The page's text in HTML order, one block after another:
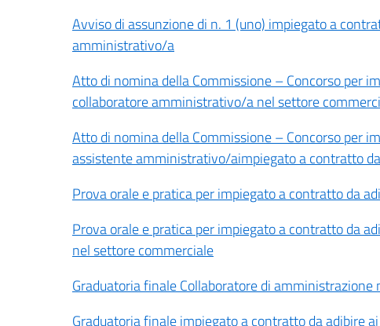
Avviso di assunzione di n. 1 (uno) impiegato a
amministrativo/a
Atto di nomina della Commissione – Concorso per
collaboratore amministrativo/a nel settore
Atto di nomina della Commissione – Concorso per
assistente amministrativo/aimpiegato a contratto
Prova orale e pratica per impiegato a contratto da
Prova orale e pratica per impiegato a contratto da
nel settore commerciale
Graduatoria finale Collaboratore di
Graduatoria finale impiegato a contratto da adibire